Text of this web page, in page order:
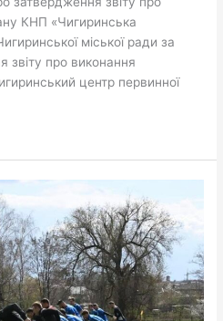
КНП «Чигиринська
міської ради за
звіту про виконання
центр первинної